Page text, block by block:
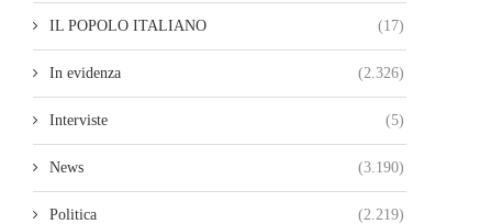
IL POPOLO ITALIANO (17)
In evidenza (2.326)
Interviste (5)
News (3.190)
Politica (2.219)